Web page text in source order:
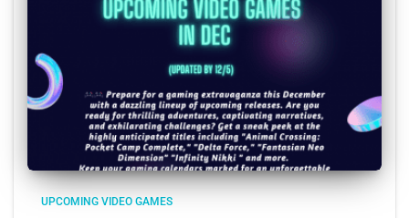
UPCOMING VIDEO GAMES